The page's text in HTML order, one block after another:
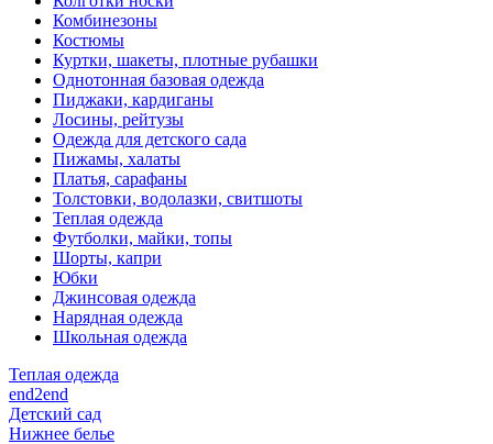
Комбинезоны
Костюмы
Куртки, шакеты, плотные рубашки
Однотонная базовая одежда
Пиджаки, кардиганы
Лосины, рейтузы
Одежда для детского сада
Пижамы, халаты
Платья, сарафаны
Толстовки, водолазки, свитшоты
Теплая одежда
Футболки, майки, топы
Шорты, капри
Юбки
Джинсовая одежда
Нарядная одежда
Школьная одежда
Теплая одежда
end2end
Детский сад
Нижнее белье